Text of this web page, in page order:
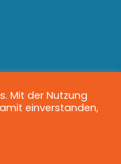
Mit der Nutzung
einverstanden,